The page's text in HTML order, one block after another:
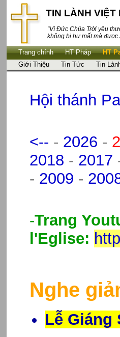
TIN LÀNH VIỆT
"Vì Đức Chúa Trời yêu
không bị hư mất mà được
Trang chính HT Pháp HT
Giới Thiệu
Tin Tức Tin
Hội thánh
<-- - 2026 -
2018 - 2017
- 2009 -
-Trang
l'Eglise:
Nghe
Lễ Giáng